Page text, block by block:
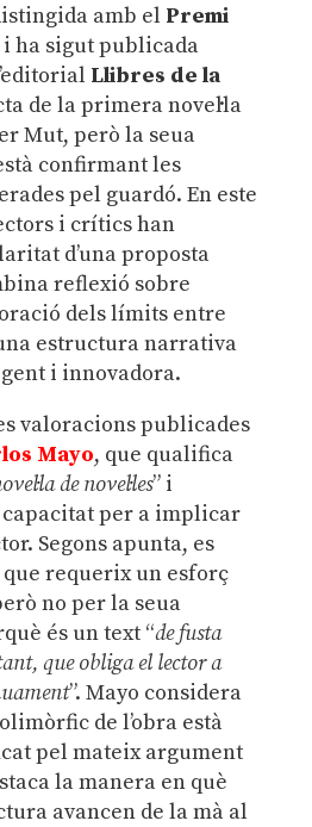
amb el Premi
i ha sigut publicada
Llibres de la
de la primera novel·la
Mut, però la seua
confirmant les
pel guardó. En este
i crítics han
d’una proposta
reflexió sobre
dels límits entre
estructura narrativa
i innovadora.
valoracions publicades
Mayo, que qualifica
de novel·les” i
per a implicar
Segons apunta, es
que requerix un esforç
no per la seua
és un text “de fusta
que obliga el lector a
”. Mayo considera
de l’obra està
pel mateix argument
la manera en què
avancen de la mà al